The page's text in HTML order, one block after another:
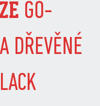
GO-
DŘEVĚNÉ